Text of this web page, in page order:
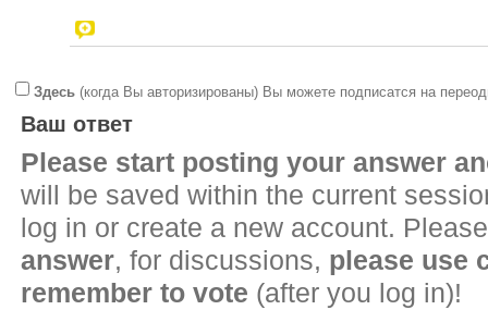
Здесь (когда Вы авторизированы) Вы можете подписатся на
Ваш ответ
Please start posting your answer
will be saved within the current
log in or create a new account.
answer, for discussions, please use
remember to vote (after you log in)!